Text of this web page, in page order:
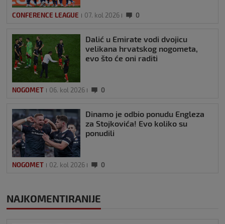
CONFERENCE LEAGUE 07. kol 2026 0
Dalić u Emirate vodi dvojicu
velikana hrvatskog nogometa,
evo što će oni raditi
NOGOMET 06. kol 2026 0
Dinamo je odbio ponudu Engleza
za Stojkovića! Evo koliko su
ponudili
NOGOMET 02. kol 2026 0
NAJKOMENTIRANIJE